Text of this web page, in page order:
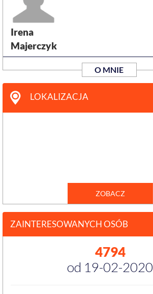
Irena
Majerczyk
O MNIE
LOKALIZACJA
ZOBACZ
ZAINTERESOWANYCH OSÓB
4794
od 19-02-2020